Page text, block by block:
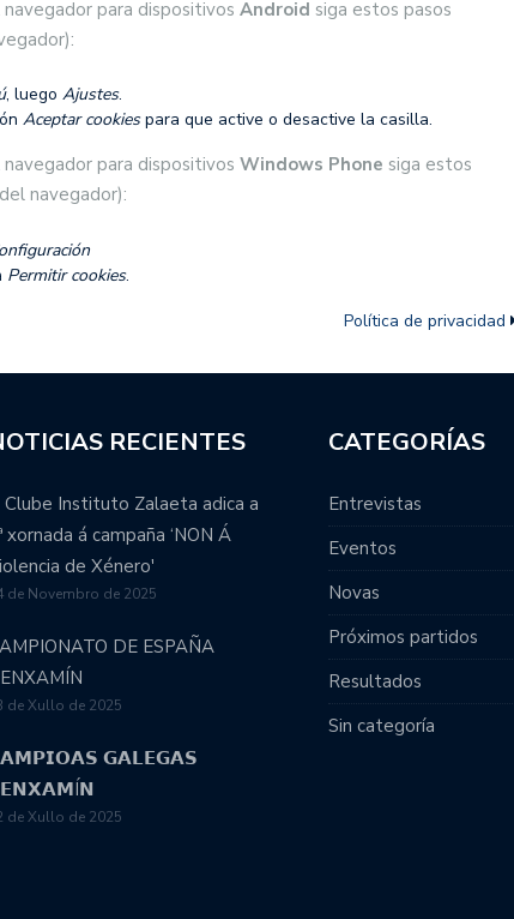
para dispositivosAndroid siga estos pasos
, luegoAjustes.
Aceptar cookiespara que active o desactive la casilla.
para dispositivosWindows Phone siga estos
navegador):
Permitir cookies.
Política de privacidad
RECIENTES
Clube Instituto Zalaeta adica a
xornada á campaña ‘NON Á
de Xénero'
de Novembro de 2025
DE ESPAÑA
de Xullo de 2025
𝗚𝗔𝗟𝗘𝗚𝗔𝗦
de Xullo de 2025
CATEGORÍAS
Entrevistas
Eventos
Novas
Próximos partidos
Resultados
Sin categoría